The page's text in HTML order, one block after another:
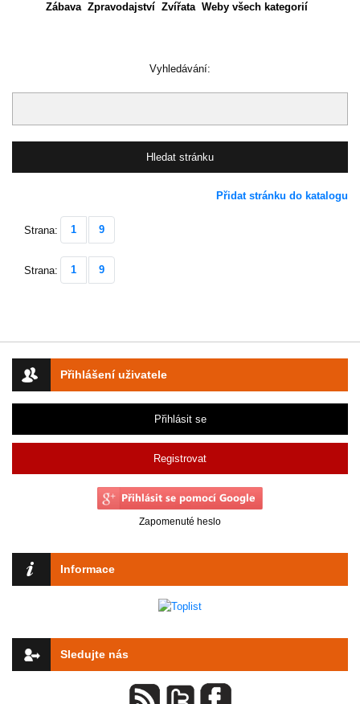
Přihlášení uživatele
Přihlásit se
Registrovat
Zapomenuté heslo
Informace
Sledujte nás
Zábava Zpravodajství Zvířata Weby všech kategorií
Vyhledávání:
Přidat stránku do katalogu
Strana: 1 9
Strana: 1 9